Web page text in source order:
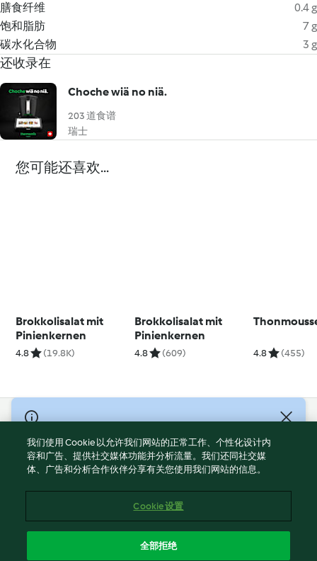
膳食纤维
0.4 g
饱和脂肪
7 g
碳水化合物
3 g
还收录在
Choche wiä no niä.
203 道食谱
瑞士
您可能还喜欢...
Brokkolisalat mit
Pinienkernen
4.8 (19.8K)
Brokkolisalat mit
Pinienkernen
4.8 (609) 4.8 (455)
© Copyright 2021-2023 福维克信息科技(上海)有限公司 版权所有
2026
使用规定
Cookies
ICP许可证号：沪通信管自贸[2026]3号
我们使用 Cookie 以允许我们网站的正常工作、个性化设计内
容和广告、提供社交媒体功能并分析流量。我们还同社交媒
体、广告和分析合作伙伴分享有关您使用我们网站的信息。
Cookie 设置
全部拒绝